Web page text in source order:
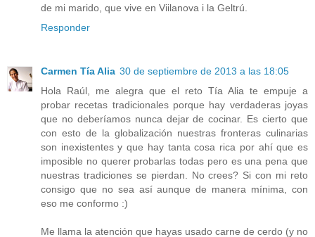
de mi marido, que vive en Viilanova i la Geltrú.
Responder
Carmen Tía Alia 30 de septiembre de 2013 a las 18:05
Hola Raúl, me alegra que el reto Tía Alia te empuje a
probar recetas tradicionales porque hay verdaderas joyas
que no deberíamos nunca dejar de cocinar. Es cierto que
con esto de la globalización nuestras fronteras culinarias
son inexistentes y que hay tanta cosa rica por ahí que es
imposible no querer probarlas todas pero es una pena que
nuestras tradiciones se pierdan. No crees? Si con mi reto
consigo que no sea así aunque de manera mínima, con
eso me conformo :)
Me llama la atención que hayas usado carne de cerdo (y no